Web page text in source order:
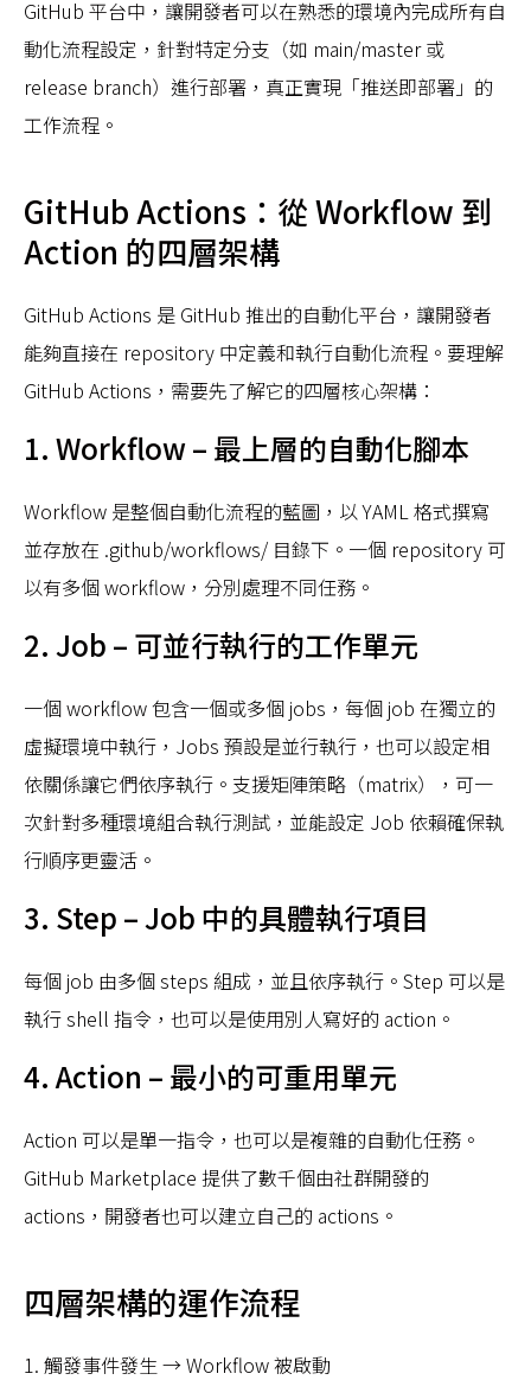
GitHub 平台中，讓開發者可以在熟悉的環境內完成所有自
動化流程設定，針對特定分支（如 main/master 或
release branch）進行部署，真正實現「推送即部署」的
工作流程。
GitHub Actions：從 Workflow 到
Action 的四層架構
GitHub Actions 是 GitHub 推出的自動化平台，讓開發者
能夠直接在 repository 中定義和執行自動化流程。要理解
GitHub Actions，需要先了解它的四層核心架構：
1. Workflow – 最上層的自動化腳本
Workflow 是整個自動化流程的藍圖，以 YAML 格式撰寫
並存放在 .github/workflows/ 目錄下。一個 repository 可
以有多個 workflow，分別處理不同任務。
2. Job – 可並行執行的工作單元
一個 workflow 包含一個或多個 jobs，每個 job 在獨立的
虛擬環境中執行，Jobs 預設是並行執行，也可以設定相
依關係讓它們依序執行。支援矩陣策略（matrix），可一
次針對多種環境組合執行測試，並能設定 Job 依賴確保執
行順序更靈活。
3. Step – Job 中的具體執行項目
每個 job 由多個 steps 組成，並且依序執行。Step 可以是
執行 shell 指令，也可以是使用別人寫好的 action。
4. Action – 最小的可重用單元
Action 可以是單一指令，也可以是複雜的自動化任務。
GitHub Marketplace 提供了數千個由社群開發的
actions，開發者也可以建立自己的 actions。
四層架構的運作流程
1. 觸發事件發生 → Workflow 被啟動